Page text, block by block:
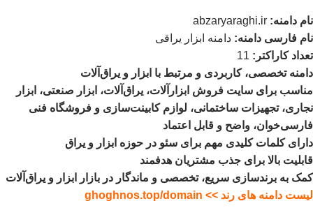
نام دامنه:
نام فارسی دامنه: دامنه ابزار یراقی
تعداد کاراکتر:
دامنه تخصصی، کاربردی و مرتبط با ابزار و یراق‌آلات
مناسب برای سایت فروش ابزارآلات، یراق‌آلات، ابزار صنعتی، ابزار
نجاری، تجهیزات ساختمانی، لوازم کابینت‌سازی و فروشگاه فنی
فارسی‌خوان، واضح و قابل اعتماد
دارای کلمات کلیدی مهم برای سئو در حوزه ابزار و یراق
قابلیت بالا برای جذب مشتریان هدفمند
کمک به برندسازی سریع، تخصصی و ماندگار در بازار ابزار و یراق‌آلات
لیست دامنه های رند >> ghoghnos.top/domain